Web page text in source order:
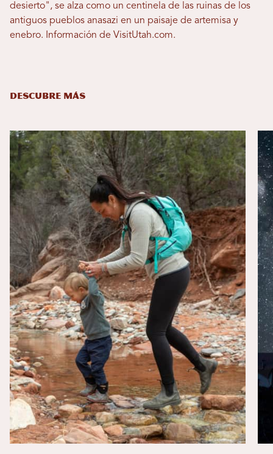
desierto", se alza como un centinela de las ruinas de los
antiguos pueblos anasazi en un paisaje de artemisa y
enebro. Información de VisitUtah.com.
DESCUBRE MÁS